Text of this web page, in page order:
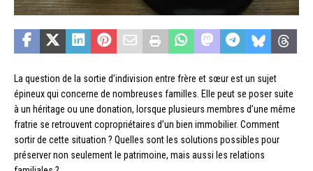
La question de la sortie d’indivision entre frère et sœur est un sujet
épineux qui concerne de nombreuses familles. Elle peut se poser suite
à un héritage ou une donation, lorsque plusieurs membres d’une même
fratrie se retrouvent copropriétaires d’un bien immobilier. Comment
sortir de cette situation ? Quelles sont les solutions possibles pour
préserver non seulement le patrimoine, mais aussi les relations